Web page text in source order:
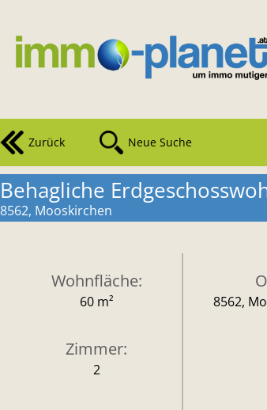
Zurück Neue Suche
Behagliche
8562, Mooskirchen
Wohnfläche:
60 m²
Zimmer:
2
8562,